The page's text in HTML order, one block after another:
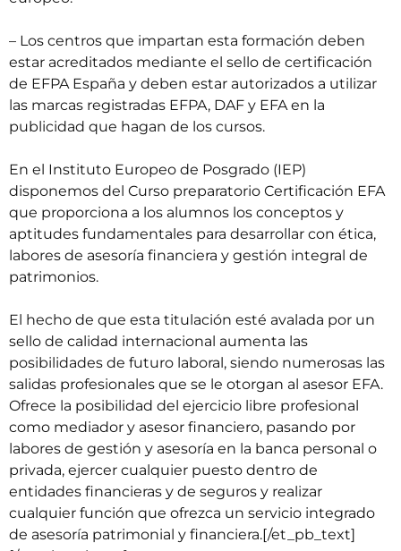
– Los centros que impartan esta formación deben
estar acreditados mediante el sello de certificación
de EFPA España y deben estar autorizados a utilizar
las marcas registradas EFPA, DAF y EFA en la
publicidad que hagan de los cursos.
En el Instituto Europeo de Posgrado (IEP)
disponemos del Curso preparatorio Certificación EFA
que proporciona a los alumnos los conceptos y
aptitudes fundamentales para desarrollar con ética,
labores de asesoría financiera y gestión integral de
patrimonios.
El hecho de que esta titulación esté avalada por un
sello de calidad internacional aumenta las
posibilidades de futuro laboral, siendo numerosas las
salidas profesionales que se le otorgan al asesor EFA.
Ofrece la posibilidad del ejercicio libre profesional
como mediador y asesor financiero, pasando por
labores de gestión y asesoría en la banca personal o
privada, ejercer cualquier puesto dentro de
entidades financieras y de seguros y realizar
cualquier función que ofrezca un servicio integrado
de asesoría patrimonial y financiera.[/et_pb_text]